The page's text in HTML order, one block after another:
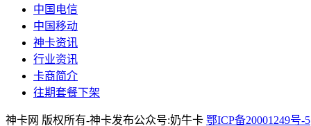
中国电信
中国移动
神卡资讯
行业资讯
卡商简介
往期套餐下架
神卡网 版权所有-神卡发布公众号:奶牛卡 鄂ICP备20001249号-5